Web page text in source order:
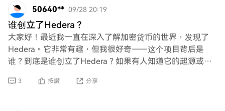
50640** 09/28 20:19
谁创立了Hedera？
大家好！最近我一直在深入了解加密货币的世界，发现了
Hedera。它非常有趣，但我很好奇——这个项目背后是
谁？到底是谁创立了Hedera？如果有人知道它的起源或背
3 按讚 分享